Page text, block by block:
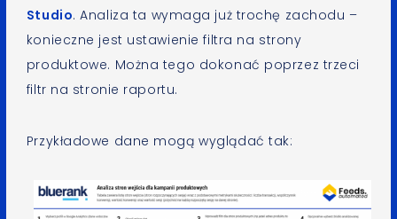
Studio. Analiza ta wymaga już trochę zachodu –
konieczne jest ustawienie filtra na strony
produktowe. Można tego dokonać poprzez trzeci
filtr na stronie raportu.
Przykładowe dane mogą wyglądać tak: